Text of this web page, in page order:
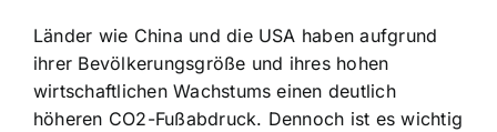
Länder wie China und die USA haben aufgrund
ihrer Bevölkerungsgröße und ihres hohen
wirtschaftlichen Wachstums einen deutlich
höheren CO2-Fußabdruck. Dennoch ist es wichtig